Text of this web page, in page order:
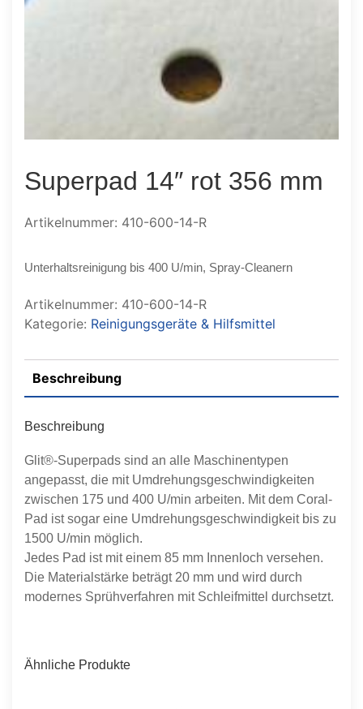
Superpad 14″ rot 356 mm
Artikelnummer: 410-600-14-R
Unterhaltsreinigung bis 400 U/min, Spray-Cleanern
Artikelnummer: 410-600-14-R
Kategorie: Reinigungsgeräte & Hilfsmittel
Beschreibung
Beschreibung
Glit®-Superpads sind an alle Maschinentypen
angepasst, die mit Umdrehungsgeschwindigkeiten
zwischen 175 und 400 U/min arbeiten. Mit dem Coral-
Pad ist sogar eine Umdrehungsgeschwindigkeit bis zu
1500 U/min möglich.
Jedes Pad ist mit einem 85 mm Innenloch versehen.
Die Materialstärke beträgt 20 mm und wird durch
modernes Sprühverfahren mit Schleifmittel durchsetzt.
Ähnliche Produkte